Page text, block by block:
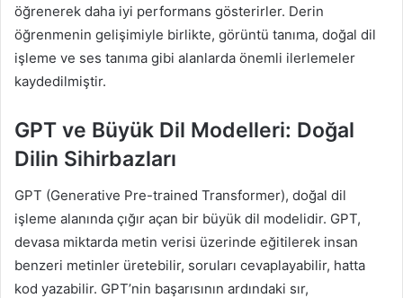
öğrenerek daha iyi performans gösterirler. Derin
öğrenmenin gelişimiyle birlikte, görüntü tanıma, doğal dil
işleme ve ses tanıma gibi alanlarda önemli ilerlemeler
kaydedilmiştir.
GPT ve Büyük Dil Modelleri: Doğal
Dilin Sihirbazları
GPT (Generative Pre-trained Transformer), doğal dil
işleme alanında çığır açan bir büyük dil modelidir. GPT,
devasa miktarda metin verisi üzerinde eğitilerek insan
benzeri metinler üretebilir, soruları cevaplayabilir, hatta
kod yazabilir. GPT’nin başarısının ardındaki sır,